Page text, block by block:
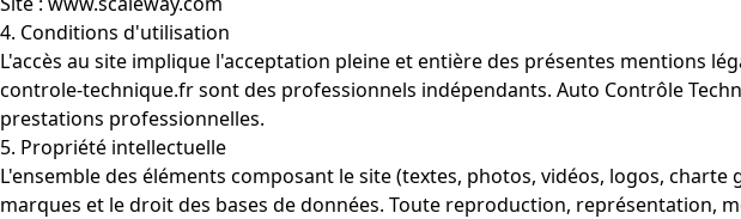
4. Conditions d'utilisation
L'accès au site implique l'acceptation pleine et entière des présentes mentions
controle-technique.fr sont des professionnels indépendants. Auto Contrôle
prestations professionnelles.
5. Propriété intellectuelle
L'ensemble des éléments composant le site (textes, photos, vidéos, logos,
marques et le droit des bases de données. Toute reproduction,